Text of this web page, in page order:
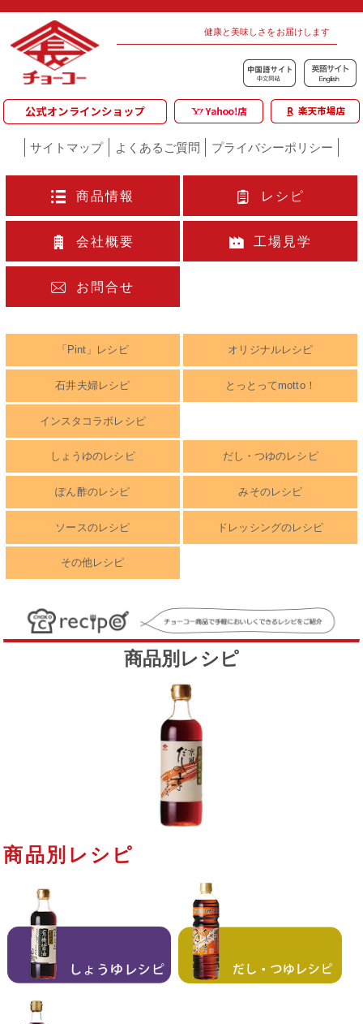
健康と美味しさをお届けします
サイトマップ よくあるご質問 プライバシーポリシー
商品情報 レシピ
会社概要 工場見学
お問合せ
「Pint」レシピ オリジナルレシピ
石井夫婦レシピ とっとってmotto！
インスタコラボレシピ
しょうゆのレシピ だし・つゆのレシピ
ぽん酢のレシピ みそのレシピ
ソースのレシピ ドレッシングのレシピ
その他レシピ
商品別レシピ
商品別レシピ